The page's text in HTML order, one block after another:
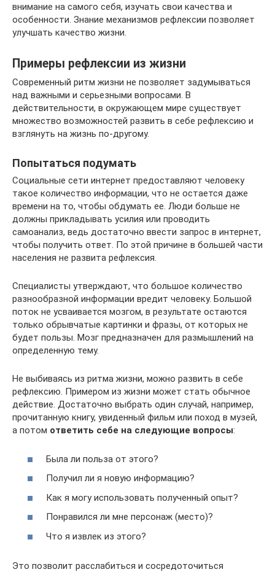
внимание на самого себя, изучать свои качества и
особенности. Знание механизмов рефлексии позволяет
улучшать качество жизни.
Примеры рефлексии из жизни
Современный ритм жизни не позволяет задумываться
над важными и серьезными вопросами. В
действительности, в окружающем мире существует
множество возможностей развить в себе рефлексию и
взглянуть на жизнь по-другому.
Попытаться подумать
Социальные сети интернет предоставляют человеку
такое количество информации, что не остается даже
времени на то, чтобы обдумать ее. Люди больше не
должны прикладывать усилия или проводить
самоанализ, ведь достаточно ввести запрос в интернет,
чтобы получить ответ. По этой причине в большей части
населения не развита рефлексия.
Специалисты утверждают, что большое количество
разнообразной информации вредит человеку. Большой
поток не усваивается мозгом, в результате остаются
только обрывчатые картинки и фразы, от которых не
будет пользы. Мозг предназначен для размышлений на
определенную тему.
Не выбиваясь из ритма жизни, можно развить в себе
рефлексию. Примером из жизни может стать обычное
действие. Достаточно выбрать один случай, например,
прочитанную книгу, увиденный фильм или поход в музей,
а потом ответить себе на следующие вопросы:
Была ли польза от этого?
Получил ли я новую информацию?
Как я могу использовать полученный опыт?
Понравился ли мне персонаж (место)?
Что я извлек из этого?
Это позволит расслабиться и сосредоточиться